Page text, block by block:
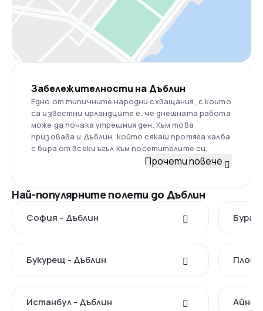
Забележителности на Дъблин
Едно от типичните народни схващания, с които
са известни ирландците е, че днешната работа
може да почака утрешния ден. Към това
призовава и Дъблин, който сякаш протяга халба
с бира от всеки ъгъл към посетителите си.
Прочети повече
Най-популярните полети до Дъблин
София - Дъблин
Букурещ - Дъблин
Истанбул - Дъблин